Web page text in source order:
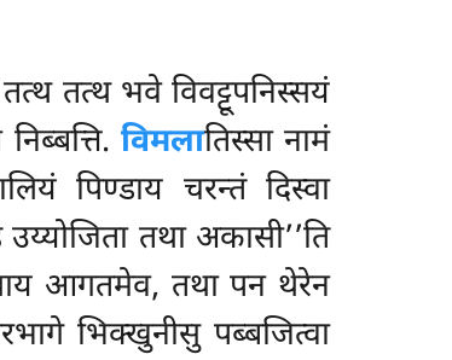
तत्थ भवे विवट्टूपनिस्सयं
विमलातिस्सा नामं
पिण्डाय चरन्तं दिस्वा
तथा अकासी’’ति
आगतमेव, तथा पन थेरेन
भिक्खुनीसु पब्बजित्वा